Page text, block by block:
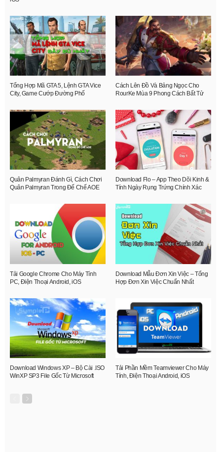
Tổng Hợp Mã GTA 5, Lệnh GTA Vice
City, Game Cướp Đường Phố
Cách Lên Đồ Và Bảng Ngọc Cho
RourKe Mùa 9 Phong Cách Bất Tử
Quân Palmyran Đánh Gì, Cách Chơi
Quân Palmyran Trong Đế Chế AOE
Download Flo – App Theo Dõi Kinh &
Tính Ngày Rụng Trứng Chính Xác
Tải Google Chrome Cho Máy Tính
PC, Điện Thoại Android, iOS
Download Mẫu Đơn Xin Việc – Tổng
Hợp Đơn Xin Việc Chuẩn Nhất
Download Windows XP – Bộ Cài .ISO
WinXP SP3 File Gốc Từ Microsoft
Tải Phần Mềm Teamviewer Cho Máy
Tính, Điện Thoại Android, iOS